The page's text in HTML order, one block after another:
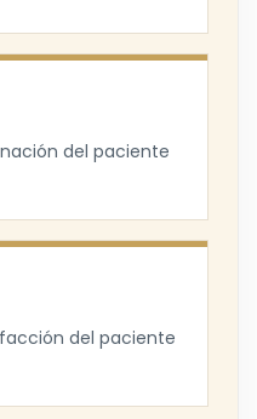
del paciente
del paciente